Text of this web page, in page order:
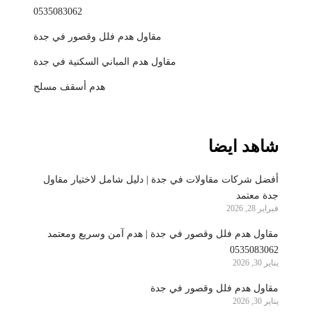
0535083062
مقاول هدم فلل وقصور في جدة
مقاول هدم المباني السكنية في جدة
هدم أسقف مسلح
شاهد ايضا
أفضل شركات مقاولات في جدة | دليل شامل لاختيار مقاول
جدة معتمد
فبراير 28, 2026
مقاول هدم فلل وقصور في جدة | هدم آمن وسريع ومعتمد
0535083062
يناير 30, 2026
مقاول هدم فلل وقصور في جدة
يناير 30, 2026